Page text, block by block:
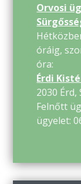
Orvosi
óráig,
óra:
Érdi
2030 Érd,
Felnőtt
ügyelet: